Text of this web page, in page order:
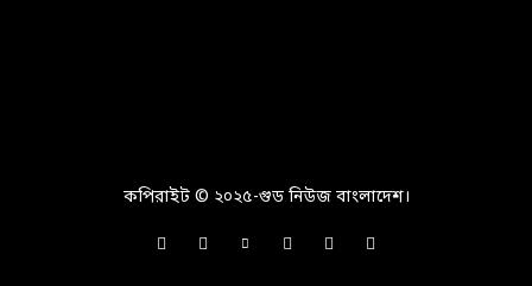
কপিরাইট © ২০২৫-গুড নিউজ বাংলাদেশ।